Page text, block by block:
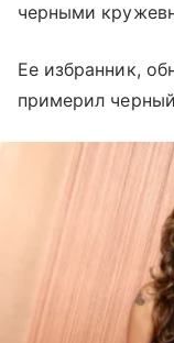
черными
Ее избранник,
примерил